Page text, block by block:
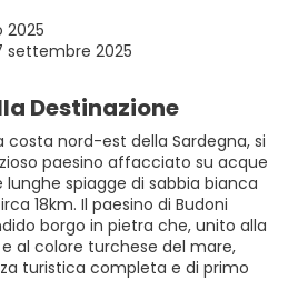
2025
settembre 2025
Destinazione
nord-est della Sardegna, si
paesino affacciato su acque
lunghe spiagge di sabbia bianca
18km. Il paesino di Budoni
borgo in pietra che, unito alla
al colore turchese del mare,
turistica completa e di primo